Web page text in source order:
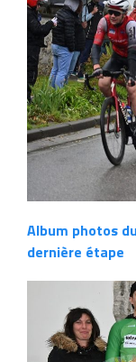
Album photos
dernière étape